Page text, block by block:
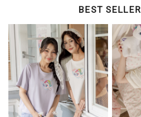
BEST SELLER